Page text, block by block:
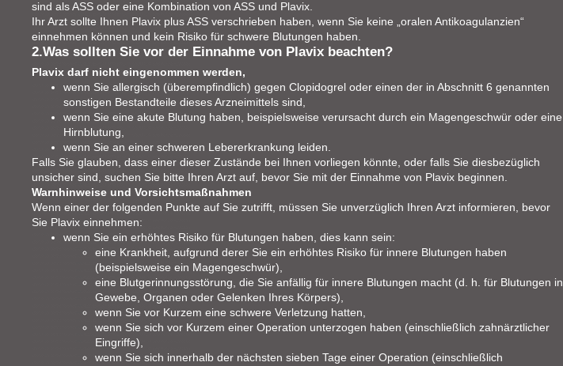
sind als ASS oder eine Kombination von ASS und Plavix.
Ihr Arzt sollte Ihnen Plavix plus ASS verschrieben haben, wenn Sie keine „oralen Antikoagulanzien“
einnehmen können und kein Risiko für schwere Blutungen haben.
2.Was sollten Sie vor der Einnahme von Plavix beachten?
Plavix darf nicht eingenommen werden,
wenn Sie allergisch (überempfindlich) gegen Clopidogrel oder einen der in Abschnitt 6 genannten
sonstigen Bestandteile dieses Arzneimittels sind,
wenn Sie eine akute Blutung haben, beispielsweise verursacht durch ein Magengeschwür oder eine
Hirnblutung,
wenn Sie an einer schweren Lebererkrankung leiden.
Falls Sie glauben, dass einer dieser Zustände bei Ihnen vorliegen könnte, oder falls Sie diesbezüglich
unsicher sind, suchen Sie bitte Ihren Arzt auf, bevor Sie mit der Einnahme von Plavix beginnen.
Warnhinweise und Vorsichtsmaßnahmen
Wenn einer der folgenden Punkte auf Sie zutrifft, müssen Sie unverzüglich Ihren Arzt informieren, bevor
Sie Plavix einnehmen:
wenn Sie ein erhöhtes Risiko für Blutungen haben, dies kann sein:
eine Krankheit, aufgrund derer Sie ein erhöhtes Risiko für innere Blutungen haben
(beispielsweise ein Magengeschwür),
eine Blutgerinnungsstörung, die Sie anfällig für innere Blutungen macht (d. h. für Blutungen in
Gewebe, Organen oder Gelenken Ihres Körpers),
wenn Sie vor Kurzem eine schwere Verletzung hatten,
wenn Sie sich vor Kurzem einer Operation unterzogen haben (einschließlich zahnärztlicher
Eingriffe),
wenn Sie sich innerhalb der nächsten sieben Tage einer Operation (einschließlich